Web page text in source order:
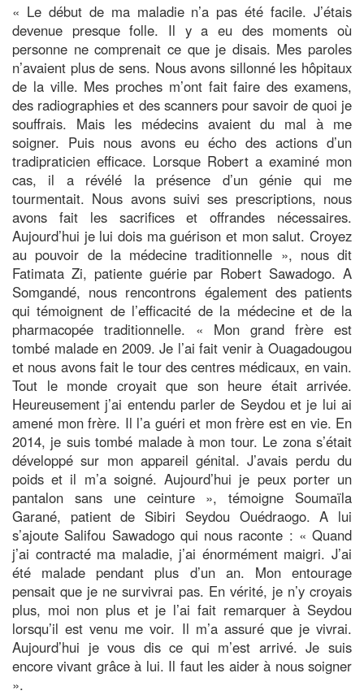
« Le début de ma maladie n’a pas été facile. J’étais
devenue presque folle. Il y a eu des moments où
personne ne comprenait ce que je disais. Mes paroles
n’avaient plus de sens. Nous avons sillonné les hôpitaux
de la ville. Mes proches m’ont fait faire des examens,
des radiographies et des scanners pour savoir de quoi je
souffrais. Mais les médecins avaient du mal à me
soigner. Puis nous avons eu écho des actions d’un
tradipraticien efficace. Lorsque Robert a examiné mon
cas, il a révélé la présence d’un génie qui me
tourmentait. Nous avons suivi ses prescriptions, nous
avons fait les sacrifices et offrandes nécessaires.
Aujourd’hui je lui dois ma guérison et mon salut. Croyez
au pouvoir de la médecine traditionnelle », nous dit
Fatimata Zi, patiente guérie par Robert Sawadogo. A
Somgandé, nous rencontrons également des patients
qui témoignent de l’efficacité de la médecine et de la
pharmacopée traditionnelle. « Mon grand frère est
tombé malade en 2009. Je l’ai fait venir à Ouagadougou
et nous avons fait le tour des centres médicaux, en vain.
Tout le monde croyait que son heure était arrivée.
Heureusement j’ai entendu parler de Seydou et je lui ai
amené mon frère. Il l’a guéri et mon frère est en vie. En
2014, je suis tombé malade à mon tour. Le zona s’était
développé sur mon appareil génital. J’avais perdu du
poids et il m’a soigné. Aujourd’hui je peux porter un
pantalon sans une ceinture », témoigne Soumaïla
Garané, patient de Sibiri Seydou Ouédraogo. A lui
s’ajoute Salifou Sawadogo qui nous raconte : « Quand
j’ai contracté ma maladie, j’ai énormément maigri. J’ai
été malade pendant plus d’un an. Mon entourage
pensait que je ne survivrai pas. En vérité, je n’y croyais
plus, moi non plus et je l’ai fait remarquer à Seydou
lorsqu’il est venu me voir. Il m’a assuré que je vivrai.
Aujourd’hui je vous dis ce qui m’est arrivé. Je suis
encore vivant grâce à lui. Il faut les aider à nous soigner
».